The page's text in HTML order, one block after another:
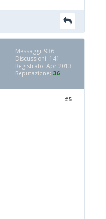
Messaggi: 936
Discussioni: 141
Registrato: Apr 2013
Reputazione: 36
#5